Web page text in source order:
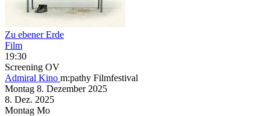
Zu ebener Erde
Film
19:30
Screening OV
Admiral Kino m:pathy Filmfestival
Montag 8. Dezember 2025
8. Dez. 2025
Montag Mo